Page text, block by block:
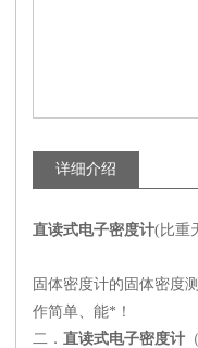
详细介绍
直读式电子密度计(比重
固体密度计的固体密度
作简单、能*！
二． 直读式电子密度计